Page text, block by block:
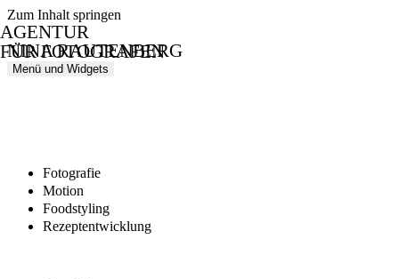
Zum Inhalt springen
NINA RAUTENBERG
AGENTUR
FÜR FOTOGRAFEN
Menü und Widgets
Fotografie
Motion
Foodstyling
Rezeptentwicklung